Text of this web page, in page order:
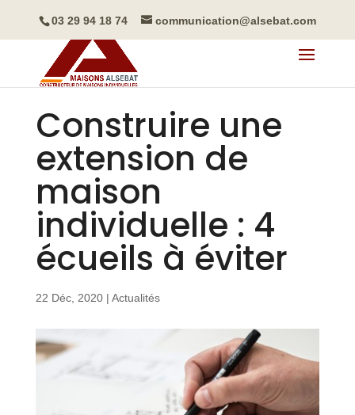
03 29 94 18 74 communication@alsebat.com
Construire une
extension de
maison
individuelle : 4
écueils à éviter
22 Déc, 2020| Actualités